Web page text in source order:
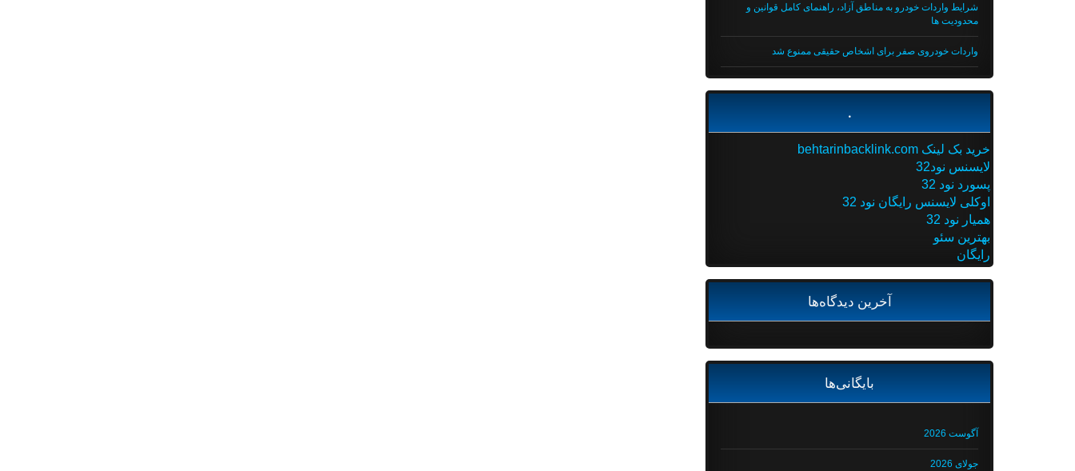
شرایط واردات خودرو به مناطق آزاد، راهنمای کامل قوانین و
محدودیت ها
واردات خودروی صفر برای اشخاص حقیقی ممنوع شد
.
خرید بک لینک behtarinbacklink.com
لایسنس نود32
پسورد نود 32
اوکلی لایسنس رایگان نود 32
همیار نود 32
بهترین سئو
رایگان
آخرین دیدگاه‌ها
بایگانی‌ها
آگوست 2026
جولای 2026